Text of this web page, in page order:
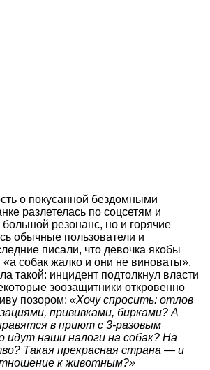
о покусанной бездомными
разлетелась по соцсетям и
резонанс, но и горячие
обычные пользователи и
писали, что девочка якобы
«а собак жалко и они не виноваты».
такой: инцидент подтолкнул власти
зоозащитники откровенно
позором: «Хочу спросить: отлов
прививками, бирками? А
в приют с 3-разовым
идут наши налоги на собак? На
Такая прекрасная страна — и
к животным?»